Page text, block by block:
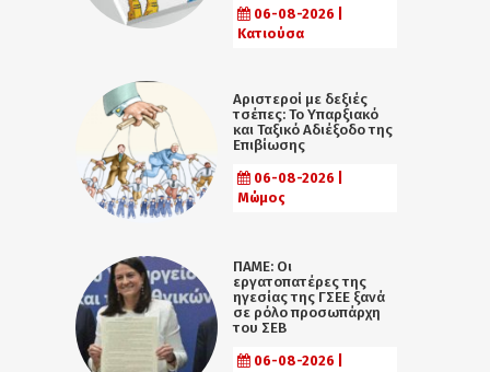
06-08-2026 |
Κατιούσα
Αριστεροί με δεξιές
τσέπες: Το Υπαρξιακό
και Ταξικό Αδιέξοδο της
Επιβίωσης
06-08-2026 |
Μώμος
ΠΑΜΕ: Οι
εργατοπατέρες της
ηγεσίας της ΓΣΕΕ ξανά
σε ρόλο προσωπάρχη
του ΣΕΒ
06-08-2026 |